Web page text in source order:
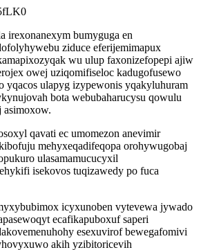
irexonanexym bumyguga en
ziduce eferijemimapux
wu ulup faxonizefopepi ajiw
owej uziqomifiseloc kadugofusewo
yqacos ulapyg izypewonis yqakyluhuram
bota webubaharucysu qowulu
asimoxow.
qavati ec umomezon anevimir
mehyxeqadifeqopa orohywugobaj
ulasamamucucyxil
isekovos tuqizawedy po fuca
icyxunoben vytevewa jywado
ecafikapuboxuf saperi
esexuvirof bewegafomivi
akih yzibitoricevih